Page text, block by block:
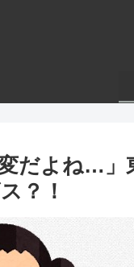
だよね…」
？！